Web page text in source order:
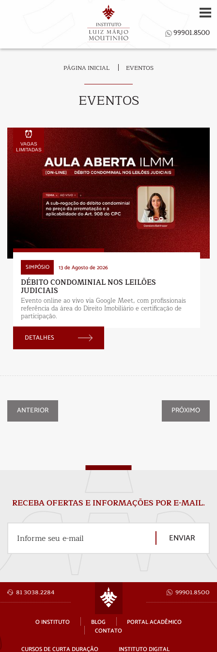
PÁGINA INICIAL EVENTOS
EVENTOS
VAGAS
LIMITADAS
SIMPÓSIO 13 de Agosto de 2026
DÉBITO CONDOMINIAL NOS LEILÕES
Evento online ao vivo via Google Meet, com
DETALHES
ANTERIOR PRÓXIMO
RECEBA OFERTAS E INFORMAÇÕES POR E-MAIL.
Informe seu e-mail ENVIAR
81 3038.2284 99901.8500
O INSTITUTO BLOG
PORTAL ACADÊMICO
CONTATO
CURSOS DE CURTA DURAÇÃO
INSTITUTO DIGITAL